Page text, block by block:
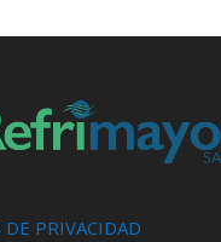
PRIVACIDAD